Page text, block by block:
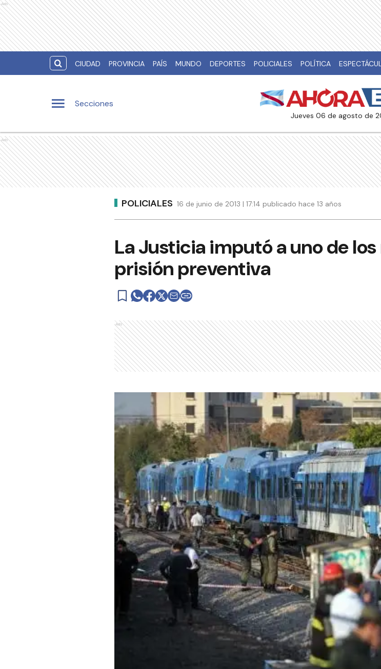
Ads
CIUDAD PROVINCIA PAÍS MUNDO DEPORTES POLICIALES POLÍTICA
Secciones
jueves 06 de agosto de
Ads
POLICIALES 16 de junio de 2013 | 17:14 publicado hace 13 años
La Justicia imputó a uno de
prisión preventiva
Ads